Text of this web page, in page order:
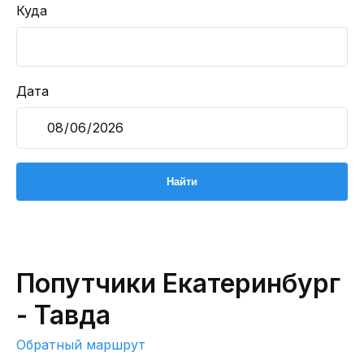
Куда
Дата
Попутчики Екатеринбург
- Тавда
Обратный маршрут